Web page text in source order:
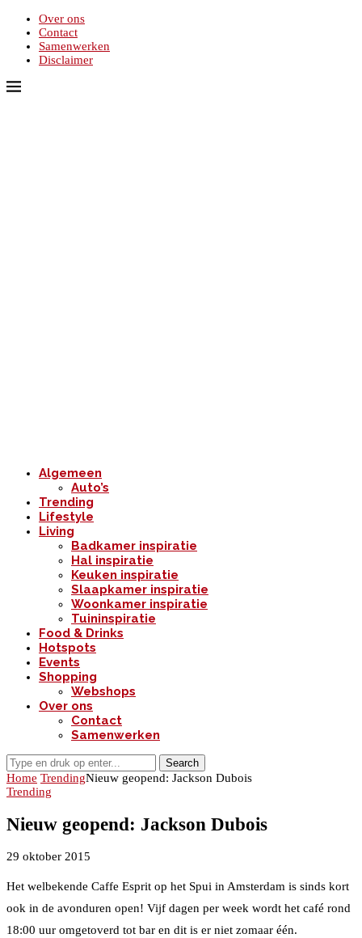
Over ons
Contact
Samenwerken
Disclaimer
Algemeen
Auto’s
Trending
Lifestyle
Living
Badkamer inspiratie
Hal inspiratie
Keuken inspiratie
Slaapkamer inspiratie
Woonkamer inspiratie
Tuininspiratie
Food & Drinks
Hotspots
Events
Shopping
Webshops
Over ons
Contact
Samenwerken
Search
Home TrendingNieuw geopend: Jackson Dubois
Trending
Nieuw geopend: Jackson Dubois
29 oktober 2015
Het welbekende Caffe Esprit op het Spui in Amsterdam is sinds kort
ook in de avonduren open! Vijf dagen per week wordt het café rond
18:00 uur omgetoverd tot bar en dit is er niet zomaar één.